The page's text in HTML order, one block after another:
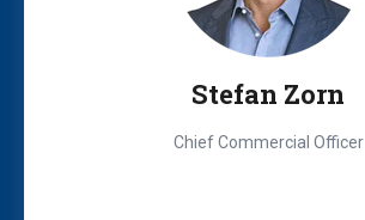
Stefan Zorn
Chief Commercial Officer